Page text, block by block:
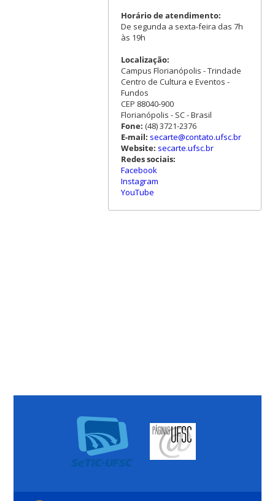
Horário de atendimento:
De segunda a sexta-feira das 7h
às 19h
Localização:
Campus Florianópolis - Trindade
Centro de Cultura e Eventos -
Fundos
CEP 88040-900
Florianópolis - SC - Brasil
Fone: (48) 3721-2376
E-mail: secarte@contato.ufsc.br
Website: secarte.ufsc.br
Redes sociais:
Facebook
Instagram
YouTube